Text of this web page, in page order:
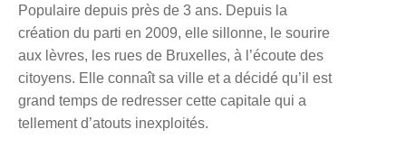
Populaire depuis près de 3 ans. Depuis la
création du parti en 2009, elle sillonne, le sourire
aux lèvres, les rues de Bruxelles, à l’écoute des
citoyens. Elle connaît sa ville et a décidé qu’il est
grand temps de redresser cette capitale qui a
tellement d’atouts inexploités.